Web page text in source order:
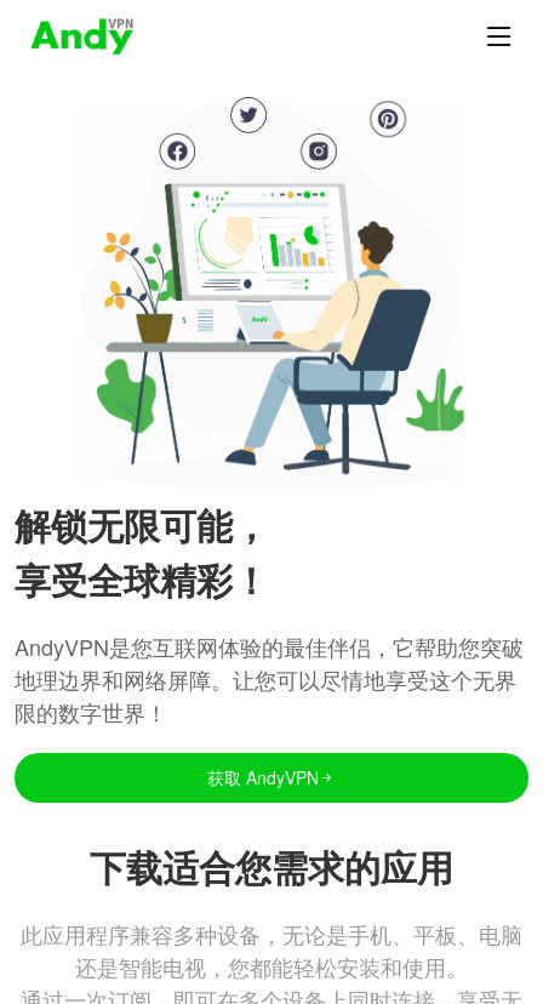
解锁无限可能，
享受全球精彩！
AndyVPN是您互联网体验的最佳伴侣，它帮助您突破
地理边界和网络屏障。让您可以尽情地享受这个无界
限的数字世界！
获取 AndyVPN
下载适合您需求的应用
此应用程序兼容多种设备，无论是手机、平板、电脑
还是智能电视，您都能轻松安装和使用。